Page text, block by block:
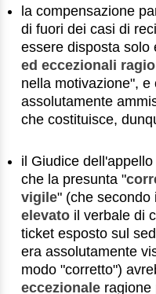
la compensazione
di fuori dei casi di
essere disposta solo
ed eccezionali
nella motivazione", e
assolutamente
che costituisce,
il Giudice
che la presunta "
vigile" (che secondo
elevato il verbale di
ticket esposto sul
era assolutamente
modo "corretto")
eccezionale